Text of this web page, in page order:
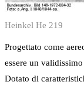
Heinkel He 219
Progettato come
essere un
Dotato di